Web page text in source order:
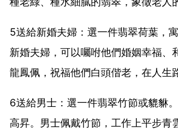
5送給新婚夫婦：選一件翡翠荷葉，
新婚夫婦，可以囑咐他們婚姻幸福、
龍鳳佩，祝福他們白頭偕老，在人生
6送給男士：選一件翡翠竹節或貔貅
高昇。男士佩戴竹節，工作上平步青